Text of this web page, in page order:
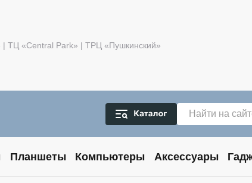
ТЦ «Central Park» | ТРЦ «Пушкинский»
Планшеты Компьютеры Аксессуары